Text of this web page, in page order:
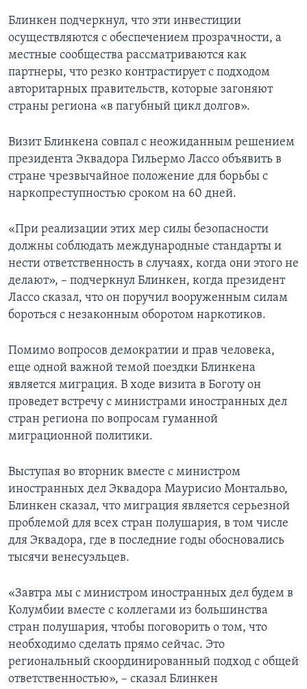
Блинкен подчеркнул, что эти инвестиции
осуществляются с обеспечением прозрачности, а
местные сообщества рассматриваются как
партнеры, что резко контрастирует с подходом
авторитарных правительств, которые загоняют
страны региона «в пагубный цикл долгов».
Визит Блинкена совпал с неожиданным решением
президента Эквадора Гильермо Лассо объявить в
стране чрезвычайное положение для борьбы с
наркопреступностью сроком на 60 дней.
«При реализации этих мер силы безопасности
должны соблюдать международные стандарты и
нести ответственность в случаях, когда они этого не
делают», – подчеркнул Блинкен, когда президент
Лассо сказал, что он поручил вооруженным силам
бороться с незаконным оборотом наркотиков.
Помимо вопросов демократии и прав человека,
еще одной важной темой поездки Блинкена
является миграция. В ходе визита в Боготу он
проведет встречу с министрами иностранных дел
стран региона по вопросам гуманной
миграционной политики.
Выступая во вторник вместе с министром
иностранных дел Эквадора Маурисио Монтальво,
Блинкен сказал, что миграция является серьезной
проблемой для всех стран полушария, в том числе
для Эквадора, где в последние годы обосновались
тысячи венесуэльцев.
«Завтра мы с министром иностранных дел будем в
Колумбии вместе с коллегами из большинства
стран полушария, чтобы поговорить о том, что
необходимо сделать прямо сейчас. Это
региональный скоординированный подход с общей
ответственностью», – сказал Блинкен